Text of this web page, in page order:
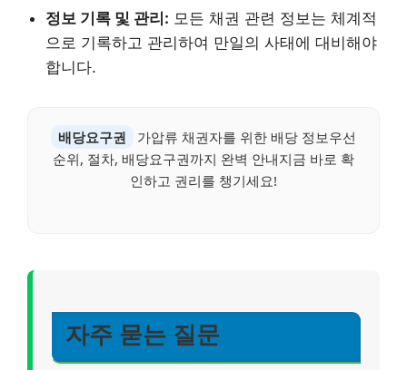
정보 기록 및 관리: 모든 채권 관련 정보는 체계적
으로 기록하고 관리하여 만일의 사태에 대비해야
합니다.
배당요구권
가압류 채권자를 위한 배당 정보우선
순위, 절차, 배당요구권까지 완벽 안내지금 바로 확
인하고 권리를 챙기세요!
자주 묻는 질문